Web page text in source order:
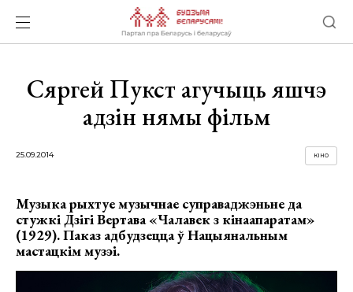
Сяргей Пукст агучыць яшчэ
адзін нямы фільм
25.09.2014 КІНО
Музыка рыхтуе музычнае суправаджэньне да
стужкі Дзігі Вертава «Чалавек з кінаапаратам»
(1929). Паказ адбудзецца ў Нацыянальным
мастацкім музэі.